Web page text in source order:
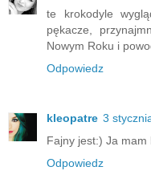
te krokodyle
pękacze,
Nowym Roku i
Odpowiedz
kleopatre 3
Fajny jest:) Ja mam
Odpowiedz